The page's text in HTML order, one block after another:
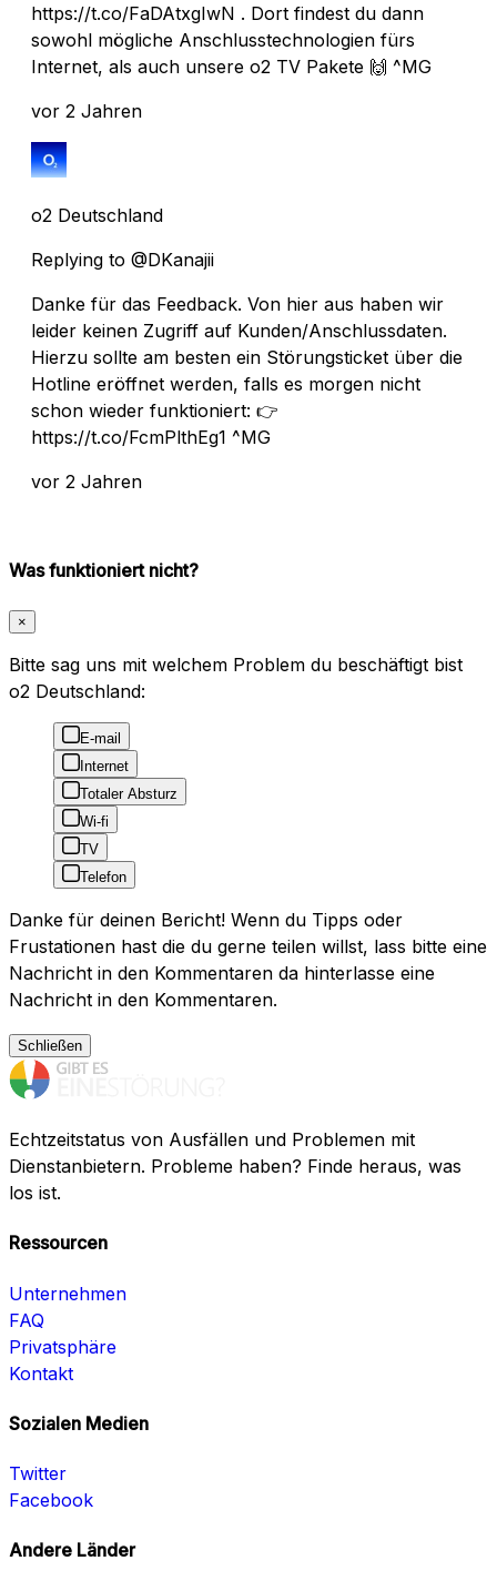
https://t.co/FaDAtxgIwN . Dort findest du dann
sowohl mögliche Anschlusstechnologien fürs
Internet, als auch unsere o2 TV Pakete 🙌 ^MG
vor 2 Jahren
o2 Deutschland
Replying to @DKanajii
Danke für das Feedback. Von hier aus haben wir
leider keinen Zugriff auf Kunden/Anschlussdaten.
Hierzu sollte am besten ein Störungsticket über die
Hotline eröffnet werden, falls es morgen nicht
schon wieder funktioniert: 👉
https://t.co/FcmPlthEg1 ^MG
vor 2 Jahren
Was funktioniert nicht?
×
Bitte sag uns mit welchem Problem du beschäftigt bist
o2 Deutschland:
E-mail
Internet
Totaler Absturz
Wi-fi
TV
Telefon
Danke für deinen Bericht! Wenn du Tipps oder
Frustationen hast die du gerne teilen willst, lass bitte eine
Nachricht in den Kommentaren da hinterlasse eine
Nachricht in den Kommentaren.
Schließen
Echtzeitstatus von Ausfällen und Problemen mit
Dienstanbietern. Probleme haben? Finde heraus, was
los ist.
Ressourcen
Unternehmen
FAQ
Privatsphäre
Kontakt
Sozialen Medien
Twitter
Facebook
Andere Länder